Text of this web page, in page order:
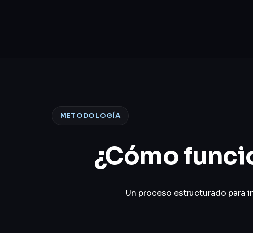
METODOLOGÍA
¿Cómo
Un proceso estructurado para